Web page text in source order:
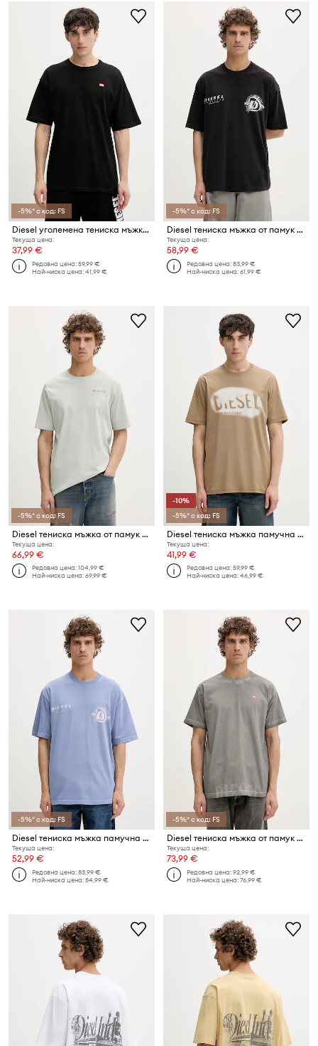
-5%* с код: FS
Diesel уголемена тениска мъжка памучна T-BOXT-R30 T-SHIRT
Текуща цена:
37,99 €
Редовна цена:59,99 €
Най-ниска цена:41,99 €
-5%* с код: FS
Diesel тениска мъжка от памук T-BOGGY-V6
Текуща цена:
58,99 €
Редовна цена:83,99 €
Най-ниска цена:61,99 €
-5%* с код: FS
Diesel тениска мъжка от памук T-ADJUST-V11
Текуща цена:
66,99 €
Редовна цена:104,99 €
Най-ниска цена:69,99 €
-10%
-5%* с код: FS
Diesel тениска мъжка памучна T-ADJUST-V2
Текуща цена:
41,99 €
Редовна цена:59,99 €
Най-ниска цена:46,99 €
-5%* с код: FS
Diesel тениска мъжка памучна T-BOGGY-V6
Текуща цена:
52,99 €
Редовна цена:83,99 €
Най-ниска цена:54,99 €
-5%* с код: FS
Diesel тениска мъжка от памук T-NORM-T7
Текуща цена:
73,99 €
Редовна цена:92,99 €
Най-ниска цена:76,99 €